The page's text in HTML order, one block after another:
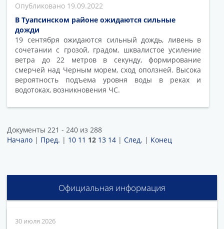
19.09.2022
В Туапсинском районе ожидаются сильные
дожди
19 сентября ожидаются сильный дождь, ливень в
сочетании с грозой, градом, шквалистое усиление
ветра до 22 метров в секунду, формирование
смерчей над Черным морем, сход оползней. Высока
вероятность подъема уровня воды в реках и
водотоках, возникновения ЧС.
Документы 221 - 240 из 288
Начало | Пред. | 10 11 12 13 14 | След. | Конец
Официальная информация
30 июля 2026